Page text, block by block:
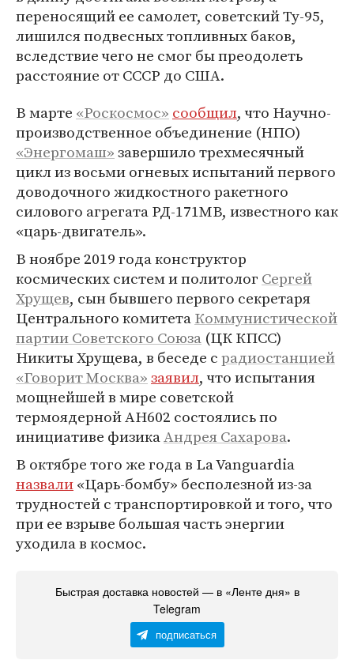
переносящий ее самолет, советский Ту-95,
лишился подвесных топливных баков,
вследствие чего не смог бы преодолеть
расстояние от СССР до США.
В марте «Роскосмос» сообщил, что Научно-
производственное объединение (НПО)
«Энергомаш»завершило трехмесячный
цикл из восьми огневых испытаний первого
доводочного жидкостного ракетного
силового агрегата РД-171МВ, известного как
«царь-двигатель».
В ноябре 2019 года конструктор
космических систем и политолог Сергей
Хрущев, сын бывшего первого секретаря
Центрального комитетаКоммунистической
партии Советского Союза (ЦК КПСС)
Никиты Хрущева, в беседе срадиостанцией
«Говорит Москва»заявил, что испытания
мощнейшей в мире советской
термоядерной АН602 состоялись по
инициативе физикаАндрея Сахарова.
В октябре того же года в La Vanguardia
назвали«Царь-бомбу» бесполезной из-за
трудностей с транспортировкой и того, что
при ее взрыве большая часть энергии
уходила в космос.
Быстрая доставка новостей — в «Ленте дня» в
Telegram
подписаться